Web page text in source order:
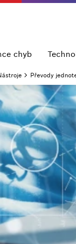
chyb
Převody